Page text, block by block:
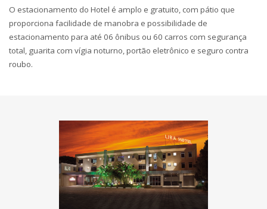
O estacionamento do Hotel é amplo e gratuito, com pátio que
proporciona facilidade de manobra e possibilidade de
estacionamento para até 06 ônibus ou 60 carros com segurança
total, guarita com vígia noturno, portão eletrônico e seguro contra
roubo.